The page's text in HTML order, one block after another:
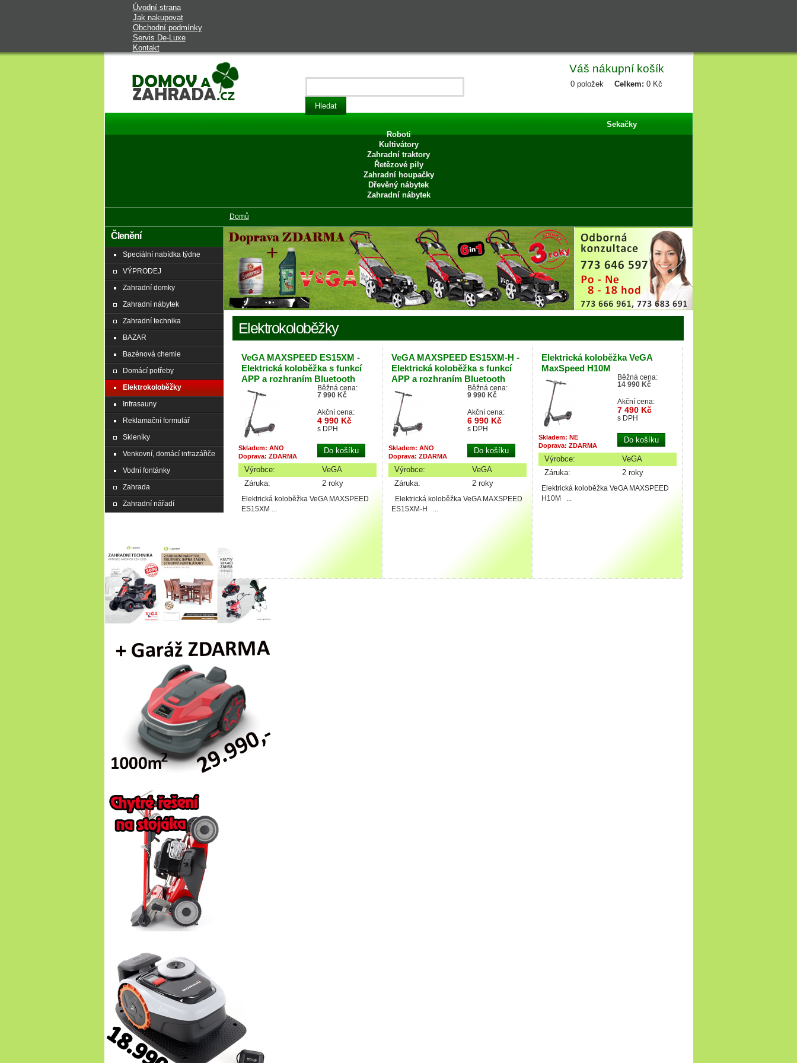
Úvodní strana
Jak nakupovat
Obchodní podmínky
Servis De-Luxe
Kontakt
Domov a zahrada - vybavení do
domu a na zahradu
Váš nákupní košík
0položek Celkem: 0 Kč
Sekačky
Roboti
Kultivátory
Zahradní traktory
Řetězové pily
Zahradní houpačky
Dřevěný nábytek
Zahradní nábytek
Domů
Členění
Speciální nabídka týdne
VÝPRODEJ
Zahradní domky
Zahradní nábytek
Zahradní technika
BAZAR
Bazénová chemie
Domácí potřeby
Elektrokoloběžky
Infrasauny
Reklamační formulář
Skleníky
Venkovní, domácí infrazářiče
Vodní fontánky
Zahrada
Zahradní nářadí
Elektrokoloběžky
VeGA MAXSPEED ES15XM -
Elektrická koloběžka s funkcí
APP a rozhraním Bluetooth
Běžná cena:
7 990 Kč
Akční cena:
4 990 Kč
s DPH
Skladem: ANO
Doprava: ZDARMA
Výrobce:
VeGA
Záruka:
2 roky
Elektrická koloběžka VeGA MAXSPEED
ES15XM ...
VeGA MAXSPEED ES15XM-H -
Elektrická koloběžka s funkcí
APP a rozhraním Bluetooth
Běžná cena:
9 990 Kč
Akční cena:
6 990 Kč
s DPH
Skladem: ANO
Doprava: ZDARMA
Výrobce:
VeGA
Záruka:
2 roky
Elektrická koloběžka VeGA MAXSPEED
ES15XM-H ...
Elektrická koloběžka VeGA
MaxSpeed H10M
Běžná cena:
14 990 Kč
Akční cena:
7 490 Kč
s DPH
Skladem: NE
Doprava: ZDARMA
Výrobce:
VeGA
Záruka:
2 roky
Elektrická koloběžka VeGA MAXSPEED
H10M ...